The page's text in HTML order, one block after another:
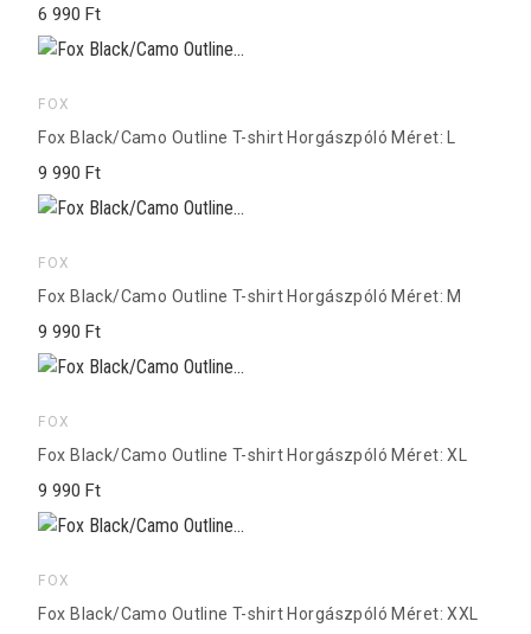
6 990 Ft
FOX
Fox Black/Camo Outline T-shirt Horgászpóló Méret: L
9 990 Ft
FOX
Fox Black/Camo Outline T-shirt Horgászpóló Méret: M
9 990 Ft
FOX
Fox Black/Camo Outline T-shirt Horgászpóló Méret: XL
9 990 Ft
FOX
Fox Black/Camo Outline T-shirt Horgászpóló Méret: XXL